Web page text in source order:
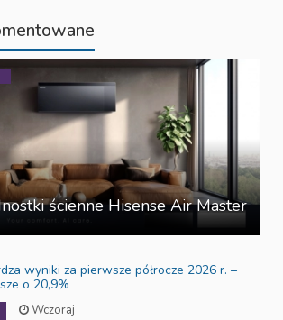
ścienne Hisense Air Master
wyniki za pierwsze półrocze 2026 r. –
o 20,9%
Wczoraj